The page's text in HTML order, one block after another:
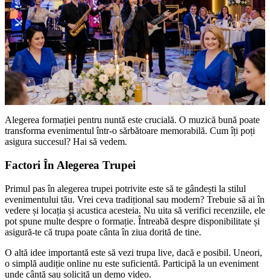
Alegerea formației pentru nuntă este crucială. O muzică bună poate
transforma evenimentul într-o sărbătoare memorabilă. Cum îți poți
asigura succesul? Hai să vedem.
Factori În Alegerea Trupei
Primul pas în alegerea trupei potrivite este să te gândești la stilul
evenimentului tău. Vrei ceva tradițional sau modern? Trebuie să ai în
vedere și locația și acustica acesteia. Nu uita să verifici recenziile, ele
pot spune multe despre o formație. Întreabă despre disponibilitate și
asigură-te că trupa poate cânta în ziua dorită de tine.
O altă idee importantă este să vezi trupa live, dacă e posibil. Uneori,
o simplă audiție online nu este suficientă. Participă la un eveniment
unde cântă sau solicită un demo video.